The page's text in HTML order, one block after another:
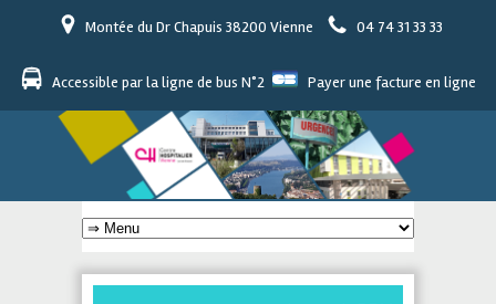
Montée du Dr Chapuis 38200 Vienne 04 74 31 33 33
Accessible par la ligne de bus N°2 Payer une facture en ligne